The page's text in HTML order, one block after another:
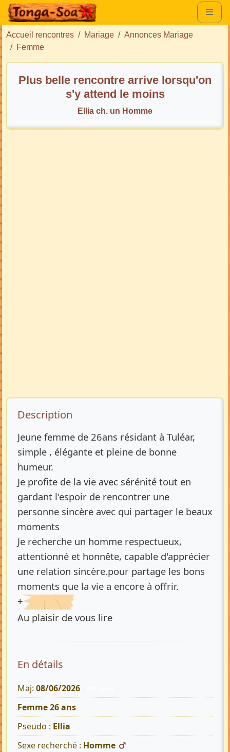
Accueil rencontres Mariage
Annonces Mariage
Femme
Plus belle rencontre arrive lorsqu'on
s'y attend le moins
Ellia ch. un Homme
Description de l’annonce
Description
Jeune femme de 26ans résidant à Tuléar,
simple , élégante et pleine de bonne
humeur.
Je profite de la vie avec sérénité tout en
gardant l'espoir de rencontrer une
personne sincère avec qui partager le beaux
moments
Je recherche un homme respectueux,
attentionné et honnête, capable d'apprécier
une relation sincère.pour partage les bons
moments que la vie a encore à offrir.
+
Au plaisir de vous lire
En détails
Maj: 08/06/2026
Femme 26 ans
Pseudo : Ellia
Sexe recherché : Homme